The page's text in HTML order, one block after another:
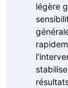
légère